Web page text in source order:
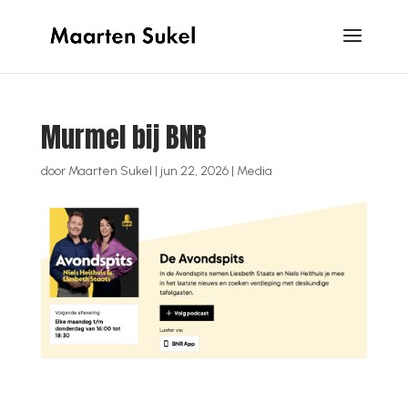
Murmel bij BNR
door Maarten Sukel | jun 22, 2026| Media